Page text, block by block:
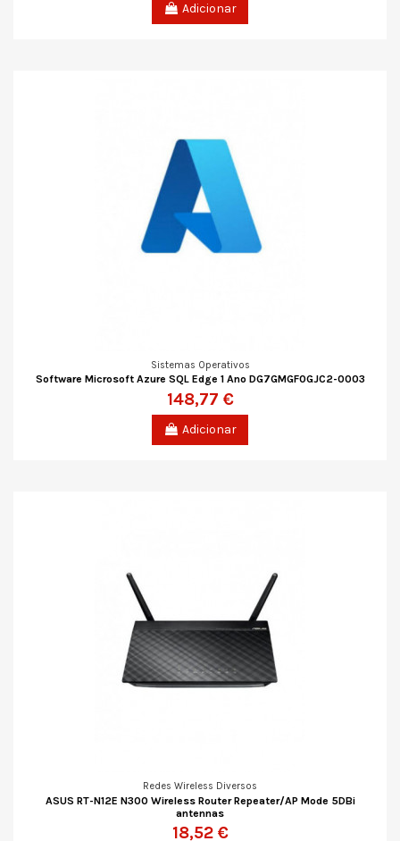
Adicionar
Sistemas Operativos
Software Microsoft Azure SQL Edge 1 Ano DG7GMGF0GJC2-0003
148,77 €
Adicionar
Redes Wireless Diversos
ASUS RT-N12E N300 Wireless Router Repeater/AP Mode 5DBi
antennas
18,52 €